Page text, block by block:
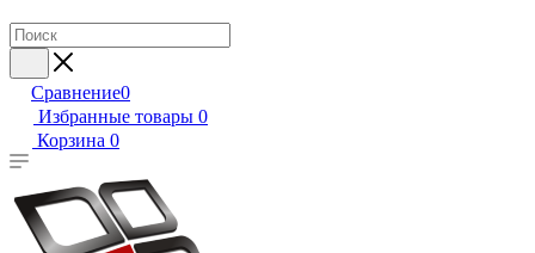
Сравнение0
Избранные товары 0
Корзина 0